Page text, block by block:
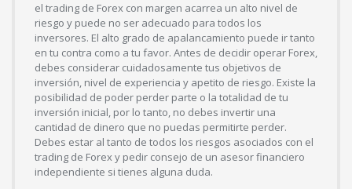
el trading de Forex con margen acarrea un alto nivel de
riesgo y puede no ser adecuado para todos los
inversores. El alto grado de apalancamiento puede ir tanto
en tu contra como a tu favor. Antes de decidir operar Forex,
debes considerar cuidadosamente tus objetivos de
inversión, nivel de experiencia y apetito de riesgo. Existe la
posibilidad de poder perder parte o la totalidad de tu
inversión inicial, por lo tanto, no debes invertir una
cantidad de dinero que no puedas permitirte perder.
Debes estar al tanto de todos los riesgos asociados con el
trading de Forex y pedir consejo de un asesor financiero
independiente si tienes alguna duda.